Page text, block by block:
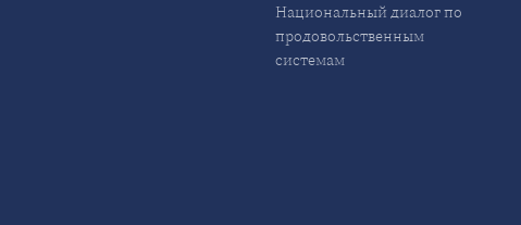
Национальный диалог по
продовольственным
системам